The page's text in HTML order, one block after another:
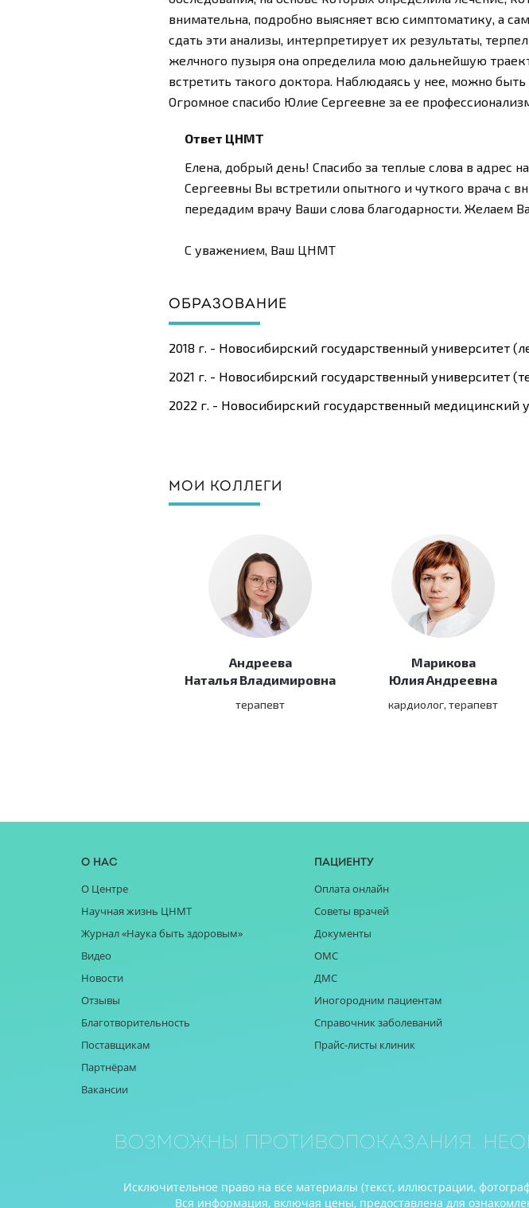
внимательна, подробно выясняет всю симптоматику, а
сдать эти анализы, интерпретирует их результаты,
желчного пузыря она определила мою дальнейшую
встретить такого доктора. Наблюдаясь у нее, можно
Огромное спасибо Юлие Сергеевне за ее
Ответ ЦНМТ
Елена, добрый день! Спасибо за теплые слова в адрес
Сергеевны Вы встретили опытного и чуткого врача с
передадим врачу Ваши слова благодарности. Желаем
С уважением, Ваш ЦНМТ
ОБРАЗОВАНИЕ
2018 г. - Новосибирский государственный университет
2021 г. - Новосибирский государственный университет
2022 г. - Новосибирский государственный медицинский
МОИ КОЛЛЕГИ
Андреева
Наталья Владимировна
терапевт
Марикова
Юлия Андреевна
кардиолог, терапевт
О нас
О Центре
Научная жизнь ЦНМТ
Журнал «Наука быть здоровым»
Видео
Новости
Отзывы
Благотворительность
Поставщикам
Партнёрам
Вакансии
Пациенту
Оплата онлайн
Советы врачей
Документы
ОМС
ДМС
Иногородним пациентам
Справочник заболеваний
Прайс-листы клиник
Возможны противопоказания.
Исключительное право на все материалы (текст, иллюстрации,
Вся информация, включая цены, предоставлена для